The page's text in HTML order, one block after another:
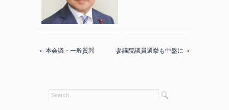
＜ 本会議・一般質問 参議院議員選挙も中盤に ＞